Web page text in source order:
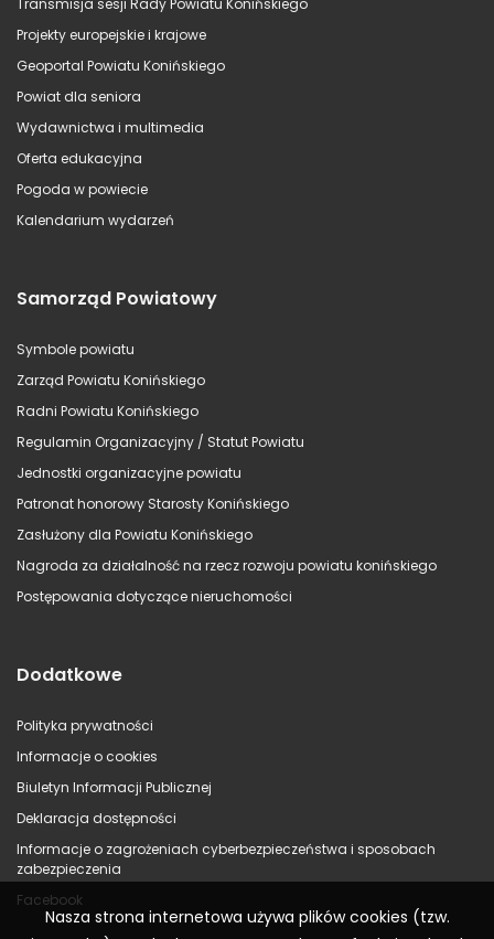
Transmisja sesji Rady Powiatu Konińskiego
Projekty europejskie i krajowe
Geoportal Powiatu Konińskiego
Powiat dla seniora
Wydawnictwa i multimedia
Oferta edukacyjna
Pogoda w powiecie
Kalendarium wydarzeń
Samorząd Powiatowy
Symbole powiatu
Zarząd Powiatu Konińskiego
Radni Powiatu Konińskiego
Regulamin Organizacyjny / Statut Powiatu
Jednostki organizacyjne powiatu
Patronat honorowy Starosty Konińskiego
Zasłużony dla Powiatu Konińskiego
Nagroda za działalność na rzecz rozwoju powiatu konińskiego
Postępowania dotyczące nieruchomości
Dodatkowe
Polityka prywatności
Informacje o cookies
Biuletyn Informacji Publicznej
Deklaracja dostępności
Informacje o zagrożeniach cyberbezpieczeństwa i sposobach
zabezpieczenia
Facebook
Nasza strona internetowa używa plików cookies (tzw.